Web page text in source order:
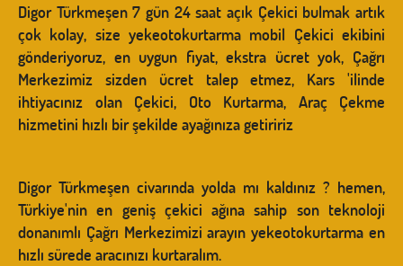
Digor Türkmeşen 7 gün 24 saat açık Çekici bulmak artık
çok kolay, size yekeotokurtarma mobil Çekici ekibini
gönderiyoruz, en uygun fiyat, ekstra ücret yok, Çağrı
Merkezimiz sizden ücret talep etmez, Kars 'ilinde
ihtiyacınız olan Çekici, Oto Kurtarma, Araç Çekme
hizmetini hızlı bir şekilde ayağınıza getiririz
Digor Türkmeşen civarında yolda mı kaldınız ? hemen,
Türkiye'nin en geniş çekici ağına sahip son teknoloji
donanımlı Çağrı Merkezimizi arayın yekeotokurtarma en
hızlı sürede aracınızı kurtaralım.